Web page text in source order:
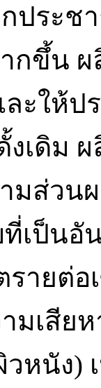
ประช
ากขึ้น
ละให้
งเดิม
มส่ว
เป็นอั
ายต่
มเสีย
วหนัง